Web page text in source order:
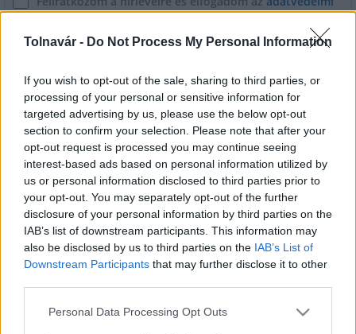
Tolnavár - Do Not Process My Personal Information
If you wish to opt-out of the sale, sharing to third parties, or
processing of your personal or sensitive information for
targeted advertising by us, please use the below opt-out
section to confirm your selection. Please note that after your
opt-out request is processed you may continue seeing
interest-based ads based on personal information utilized by
us or personal information disclosed to third parties prior to
your opt-out. You may separately opt-out of the further
disclosure of your personal information by third parties on the
IAB’s list of downstream participants. This information may
also be disclosed by us to third parties on the IAB’s List of
Downstream Participants that may further disclose it to other
Please note that this website/app uses one or more Google
Personal Data Processing Opt Outs
szabályzatot!
FELIRATKOZÁS
LEGFRISSEBB
Országos hírek
Megérkezett az eső a Duna vízgyűjtőjére
Országos hírek oktatás továbbképzés
továbbképzésekkel erősít a Gál Ferenc
Egyetem